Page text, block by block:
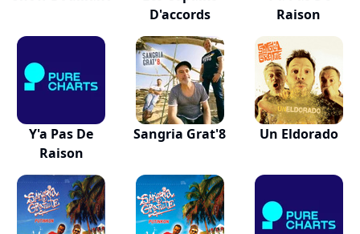
D'accords
Raison
Y'a Pas De
Raison
Sangria Grat'8 Un Eldorado